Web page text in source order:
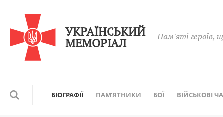
УКРАЇНСЬКИЙ
МЕМОРІАЛ Пам'яті героїв,
БІОГРАФІЇ ПАМ'ЯТНИКИ БОЇ ВІЙСЬКОВІ